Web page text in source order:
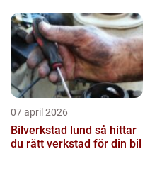
07 april 2026
Bilverkstad lund så hittar
du rätt verkstad för din bil